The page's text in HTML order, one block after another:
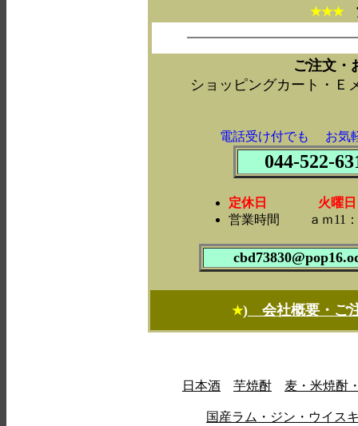
★★★
ご注文・
ショッピングカート・Ｅ
電話受け付でも お気
044-522-
定休日 火曜日・
営業時間 ａｍ11：
★) 会社概要・ご
日本酒 芋焼酎 麦・米焼酎
国産ラム・ジン・ウイス